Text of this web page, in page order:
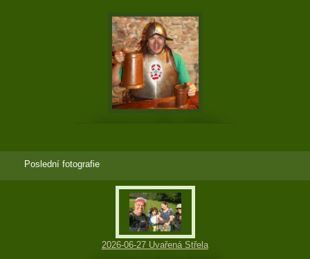
Poslední fotografie
2026-06-27 Uvařená Střela